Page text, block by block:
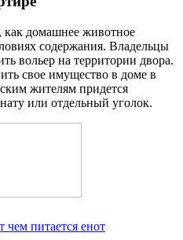
домашнее животное
содержания. Владельцы
вольер на территории двора.
свое имущество в доме в
жителям придется
или отдельный уголок.
чем питается енот